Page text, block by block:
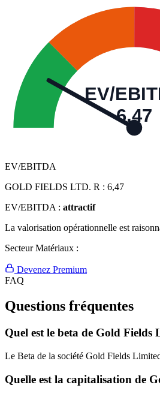
EV/
6,47
EV/EBITDA
GOLD FIELDS LTD. R : 6,47
EV/EBITDA : attractif
La valorisation opérationnelle est
Secteur Matériaux :
Devenez Premium
FAQ
Questions fréquentes
Quel est le beta de Gold Fields
Le Beta de la société Gold Fields
Quelle est la capitalisation de